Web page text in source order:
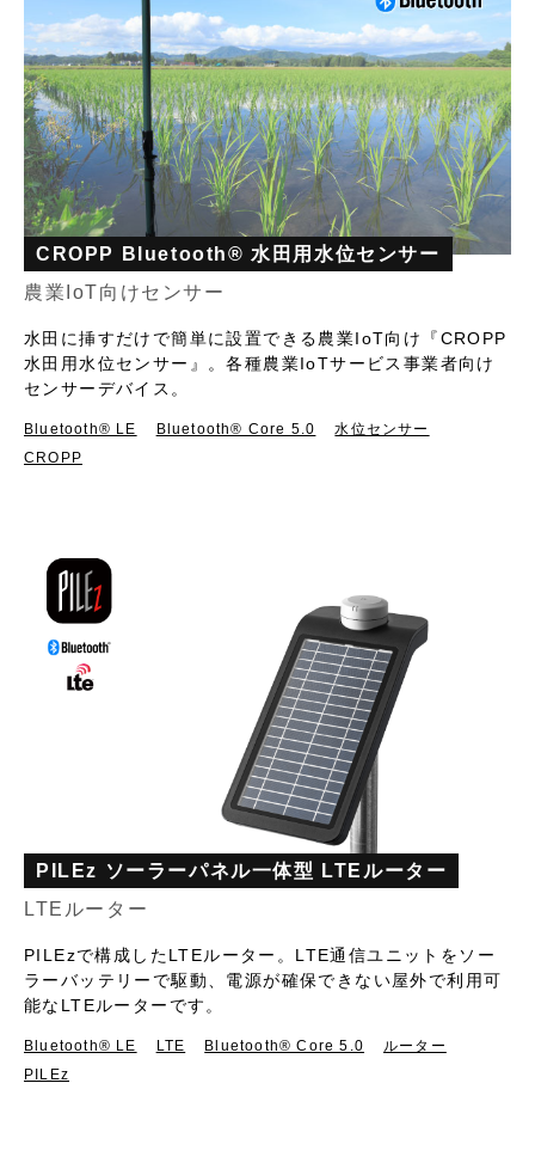
CROPP Bluetooth® 水田用水位センサー
農業IoT向けセンサー
水田に挿すだけで簡単に設置できる農業IoT向け『CROPP
水田用水位センサー』。各種農業IoTサービス事業者向け
センサーデバイス。
Bluetooth®︎ LE Bluetooth® Core 5.0
水位センサー
CROPP
PILEz ソーラーパネル一体型 LTEルーター
LTEルーター
PILEzで構成したLTEルーター。LTE通信ユニットをソー
ラーバッテリーで駆動、電源が確保できない屋外で利用可
能なLTEルーターです。
Bluetooth®︎ LE LTE Bluetooth® Core 5.0
ルーター
PILEz